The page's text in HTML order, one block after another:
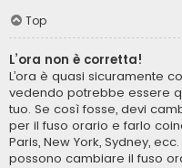
Top
L’ora non è corretta!
L’ora è quasi sicuramente
vedendo potrebbe essere
tuo. Se così fosse, devi
per il fuso orario e farlo
Paris, New York, Sydney,
possono cambiare il fuso